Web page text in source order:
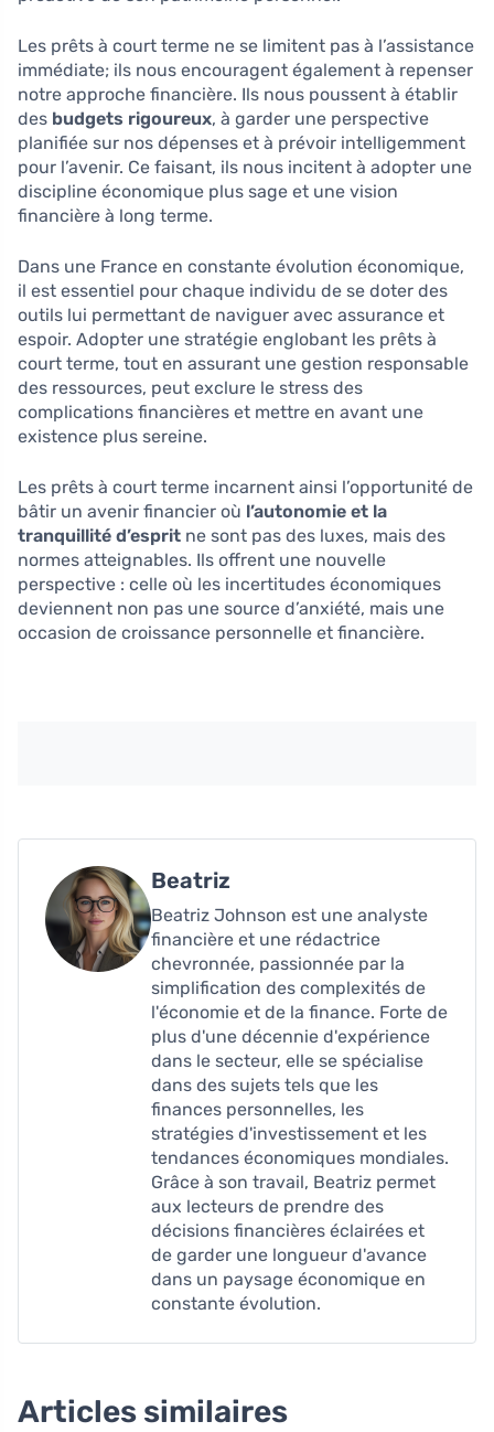
Les prêts à court terme ne se limitent pas à l’assistance
immédiate; ils nous encouragent également à repenser
notre approche financière. Ils nous poussent à établir
des budgets rigoureux, à garder une perspective
planifiée sur nos dépenses et à prévoir intelligemment
pour l’avenir. Ce faisant, ils nous incitent à adopter une
discipline économique plus sage et une vision
financière à long terme.
Dans une France en constante évolution économique,
il est essentiel pour chaque individu de se doter des
outils lui permettant de naviguer avec assurance et
espoir. Adopter une stratégie englobant les prêts à
court terme, tout en assurant une gestion responsable
des ressources, peut exclure le stress des
complications financières et mettre en avant une
existence plus sereine.
Les prêts à court terme incarnent ainsi l’opportunité de
bâtir un avenir financier où l’autonomie et la
tranquillité d’esprit ne sont pas des luxes, mais des
normes atteignables. Ils offrent une nouvelle
perspective : celle où les incertitudes économiques
deviennent non pas une source d’anxiété, mais une
occasion de croissance personnelle et financière.
Beatriz
Beatriz Johnson est une analyste
financière et une rédactrice
chevronnée, passionnée par la
simplification des complexités de
l'économie et de la finance. Forte de
plus d'une décennie d'expérience
dans le secteur, elle se spécialise
dans des sujets tels que les
finances personnelles, les
stratégies d'investissement et les
tendances économiques mondiales.
Grâce à son travail, Beatriz permet
aux lecteurs de prendre des
décisions financières éclairées et
de garder une longueur d'avance
dans un paysage économique en
constante évolution.
Articles similaires